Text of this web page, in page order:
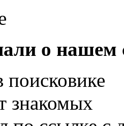
о нашем
поисковике
знакомых